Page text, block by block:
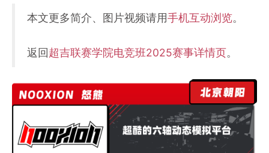
本文更多简介、图片视频请用手机互动浏览。
返回超吉联赛学院电竞班2025赛事详情页。